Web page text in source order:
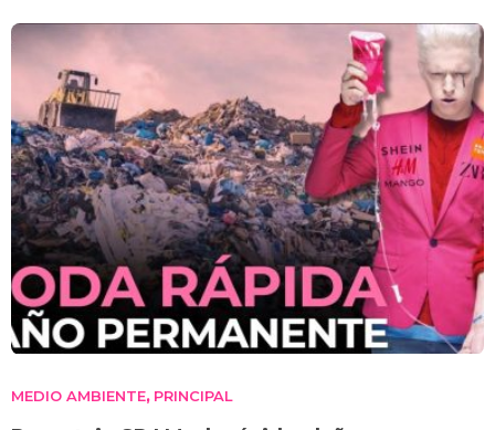
MEDIO AMBIENTE, PRINCIPAL